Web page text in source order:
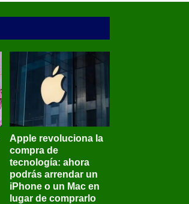
Apple revoluciona la
compra de
tecnología: ahora
podrás arrendar un
iPhone o un Mac en
lugar de comprarlo